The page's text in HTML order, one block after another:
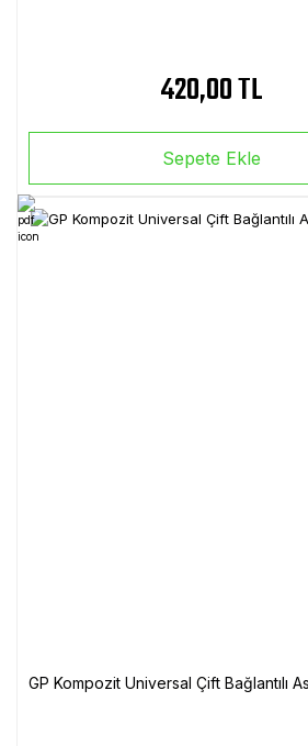
420,00 TL
Sepete Ekle
GP Kompozit Universal Çift Bağlantılı